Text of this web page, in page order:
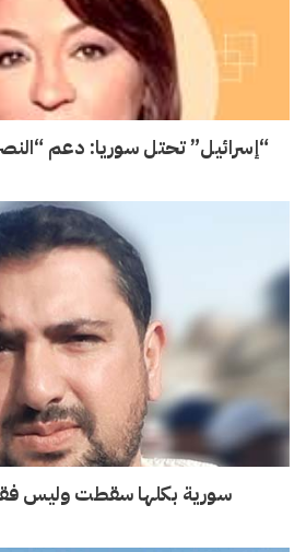
“إسرائيل” تحتل سوريا: دعم
سورية بكلها سقطت وليس